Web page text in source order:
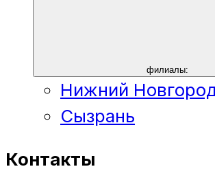
филиалы:
Нижний
Сызрань
Контакты